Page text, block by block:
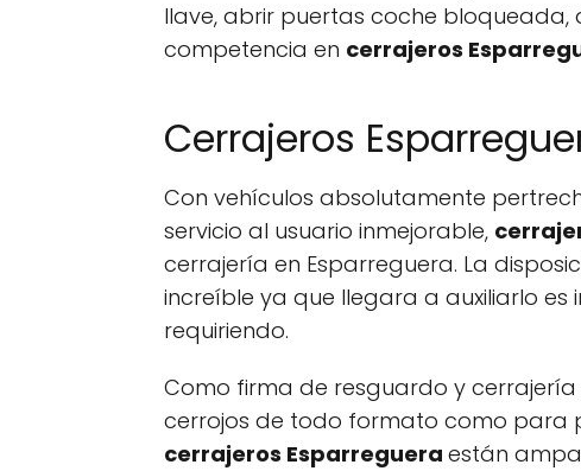
llave, abrir puertas coche bloqueada,
competencia en cerrajeros
Cerrajeros
Con vehículos absolutamente
servicio al usuario inmejorable,
cerrajería en Esparreguera. La
increíble ya que llegara a auxiliarlo
requiriendo.
Como firma de resguardo y cerrajería
cerrojos de todo formato como para
cerrajeros Esparreguera están